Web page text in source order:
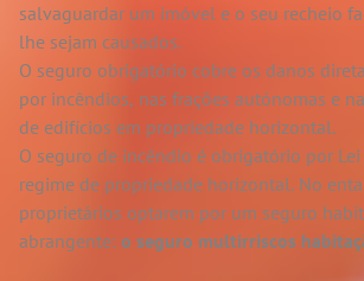
salvaguardar um imóvel e o seu recheio
lhe sejam causados.
O seguro obrigatório cobre os danos
por incêndios, nas frações autónomas e
de edifícios em propriedade horizontal.
O seguro de incêndio é obrigatório por
regime de propriedade horizontal. No
proprietários optarem por um seguro
abrangente: o seguro multirriscos